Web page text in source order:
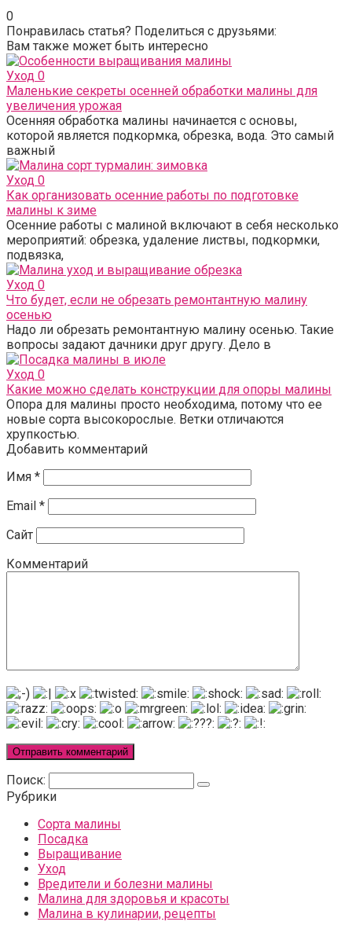
0
Понравилась статья? Поделиться с друзьями:
Вам также может быть интересно
Уход 0
Маленькие секреты осенней обработки малины для
увеличения урожая
Осенняя обработка малины начинается с основы,
которой является подкормка, обрезка, вода. Это самый
важный
Уход 0
Как организовать осенние работы по подготовке
малины к зиме
Осенние работы с малиной включают в себя несколько
мероприятий: обрезка, удаление листвы, подкормки,
подвязка,
Уход 0
Что будет, если не обрезать ремонтантную малину
осенью
Надо ли обрезать ремонтантную малину осенью. Такие
вопросы задают дачники друг другу. Дело в
Уход 0
Какие можно сделать конструкции для опоры малины
Опора для малины просто необходима, потому что ее
новые сорта высокорослые. Ветки отличаются
хрупкостью.
Добавить комментарий
Имя *
Email *
Сайт
Комментарий
Поиск:
Рубрики
Сорта малины
Посадка
Выращивание
Уход
Вредители и болезни малины
Малина для здоровья и красоты
Малина в кулинарии, рецепты